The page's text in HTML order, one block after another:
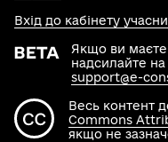
Якщо ви маєте
надсилайте
support@e-
Весь контент
Commons
якщо не
Вхід до кабінету